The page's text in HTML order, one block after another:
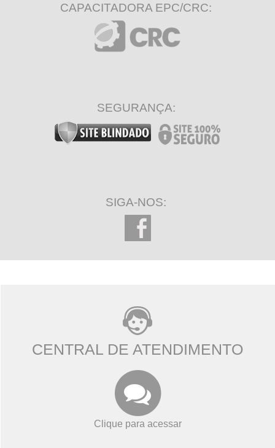
CAPACITADORA EPC/CRC:
SEGURANÇA:
SIGA-NOS:
CENTRAL DE ATENDIMENTO
Clique para acessar